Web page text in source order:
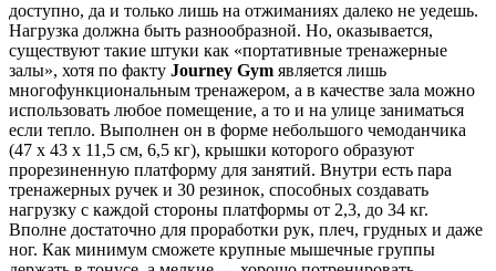
доступно, да и только лишь на отжиманиях далеко не уедешь.
Нагрузка должна быть разнообразной. Но, оказывается,
существуют такие штуки как «портативные тренажерные
залы», хотя по факту Journey Gym является лишь
многофункциональным тренажером, а в качестве зала можно
использовать любое помещение, а то и на улице заниматься
если тепло. Выполнен он в форме небольшого чемоданчика
(47 х 43 х 11,5 см, 6,5 кг), крышки которого образуют
прорезиненную платформу для занятий. Внутри есть пара
тренажерных ручек и 30 резинок, способных создавать
нагрузку с каждой стороны платформы от 2,3, до 34 кг.
Вполне достаточно для проработки рук, плеч, грудных и даже
ног. Как минимум сможете крупные мышечные группы